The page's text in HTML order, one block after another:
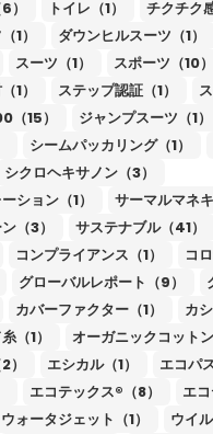
） トイレ（1）
チクチク
1）
ダウンヒルスーツ（1）
スーツ（1）
スポーツ（10）
1）
ステップ認証（1）
（15）
ジャンプスーツ（1）
シームパッカリング（1）
シクロヘキサノン（3）
ション（1）
サーマルマネキ
（3）
サステナブル（41）
コンプライアンス（1）
コ
グローバルレポート（9）
カバーファクター（1）
カ
（1）
オーガニックコットン
エシカル（1）
エコパ
エコテックス®（8）
エ
ウォータジェット（1）
ウイ